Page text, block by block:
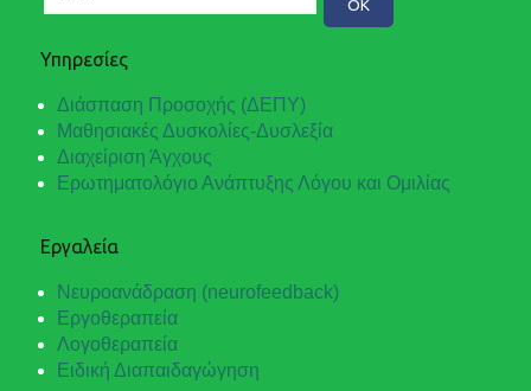
Υπηρεσίες
Διάσπαση Προσοχής (ΔΕΠΥ)
Μαθησιακές Δυσκολίες-Δυσλεξία
Διαχείριση Άγχους
Ερωτηματολόγιο Ανάπτυξης Λόγου και Ομιλίας
Εργαλεία
Νευροανάδραση (neurofeedback)
Εργοθεραπεία
Λογοθεραπεία
Ειδική Διαπαιδαγώγηση